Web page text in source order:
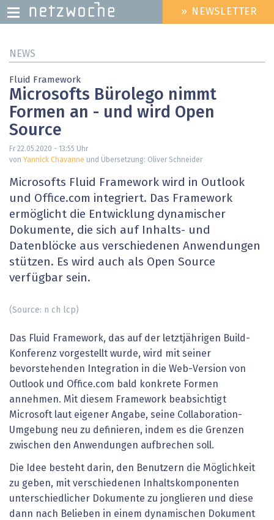
zum
HEADER
MENU
» NEWSLETTER
NEWS
Fluid Framework
Microsofts Bürolego nimmt
Formen an - und wird Open
Source
Fr 22.05.2020 - 13:55 Uhr
von Yannick Chavanne und Übersetzung: Oliver Schneider
Microsofts Fluid Framework wird in Outlook
und Office.com integriert. Das Framework
ermöglicht die Entwicklung dynamischer
Dokumente, die sich auf Inhalts- und
Datenblöcke aus verschiedenen Anwendungen
stützen. Es wird auch als Open Source
verfügbar sein.
(Source: n ch lcp)
Das Fluid Framework, das auf der letztjährigen Build-
Konferenz vorgestellt wurde, wird mit seiner
bevorstehenden Integration in die Web-Version von
Outlook und Office.com bald konkrete Formen
annehmen. Mit diesem Framework beabsichtigt
Microsoft laut eigener Angabe, seine Collaboration-
Umgebung neu zu definieren, indem es die Grenzen
zwischen den Anwendungen aufbrechen soll.
Die Idee besteht darin, den Benutzern die Möglichkeit
zu geben, mit verschiedenen Inhaltskomponenten
unterschiedlicher Dokumente zu jonglieren und diese
dann nach Belieben in einem dynamischen Dokument